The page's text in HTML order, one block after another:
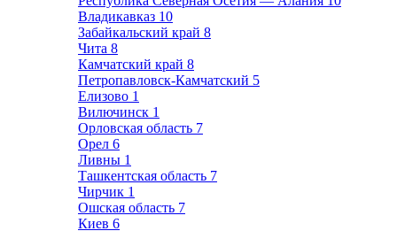
Владикавказ 10
Забайкальский край 8
Чита 8
Камчатский край 8
Петропавловск-Камчатский 5
Елизово 1
Вилючинск 1
Орловская область 7
Орел 6
Ливны 1
Ташкентская область 7
Чирчик 1
Ошская область 7
Киев 6